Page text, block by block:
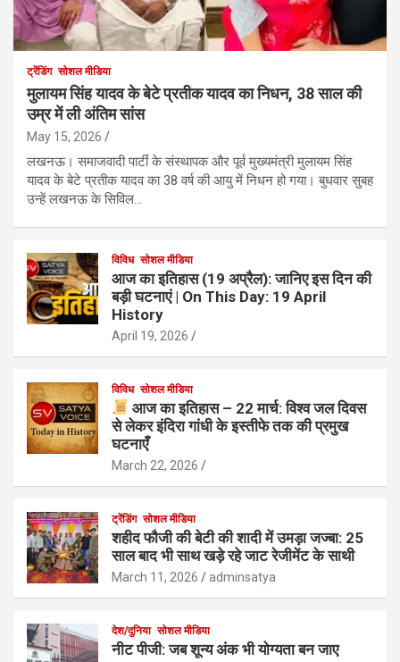
ट्रेंडिंग सोशल मीडिया
मुलायम सिंह यादव के बेटे प्रतीक यादव का निधन, 38 साल की
उम्र में ली अंतिम सांस
May 15, 2026
लखनऊ। समाजवादी पार्टी के संस्थापक और पूर्व मुख्यमंत्री मुलायम सिंह
यादव के बेटे प्रतीक यादव का 38 वर्ष की आयु में निधन हो गया। बुधवार सुबह
उन्हें लखनऊ के सिविल…
विविध सोशल मीडिया
आज का इतिहास (19 अप्रैल): जानिए इस दिन की
बड़ी घटनाएं | On This Day: 19 April
History
April 19, 2026
विविध सोशल मीडिया
आज का इतिहास – 22 मार्च: विश्व जल दिवस
से लेकर इंदिरा गांधी के इस्तीफे तक की प्रमुख
घटनाएँ
March 22, 2026
ट्रेंडिंग सोशल मीडिया
शहीद फौजी की बेटी की शादी में उमड़ा जज्बा: 25
साल बाद भी साथ खड़े रहे जाट रेजीमेंट के साथी
March 11, 2026 adminsatya
देश/दुनिया सोशल मीडिया
नीट पीजी: जब शून्य अंक भी योग्यता बन जाए